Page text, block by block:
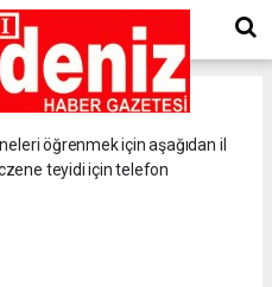
eczaneler.
öğrenmek için aşağıdan il
teyidi için telefon